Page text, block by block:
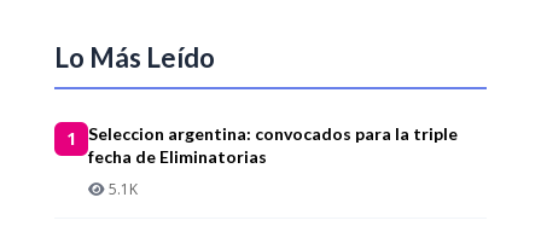
Lo Más Leído
1
Seleccion argentina: convocados para la triple
fecha de Eliminatorias
5.1K